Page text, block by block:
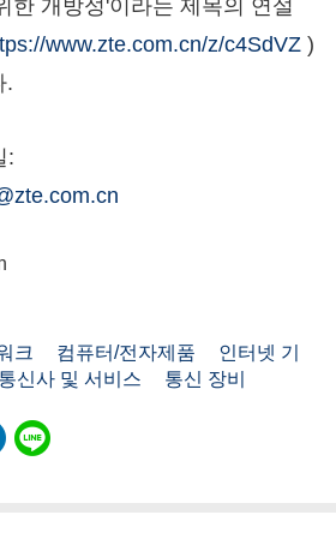
한 개방성'이라는 제목의 연설
www.zte.com.cn/z/c4SdVZ )
.
:
크 컴퓨터/전자제품
인터넷 기
통신사 및 서비스 통신 장비